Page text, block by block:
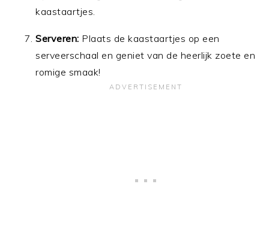
kaastaartjes.
Serveren: Plaats de kaastaartjes op een
serveerschaal en geniet van de heerlijk zoete en
romige smaak!